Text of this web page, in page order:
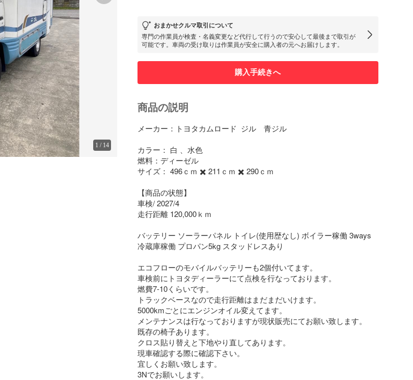
1 / 14
おまかせクルマ取引について
専門の作業員が検査・名義変更など代行して行うので安心して最後まで取引が
可能です。車両の受け取りは作業員が安全に購入者の元へお届けします。
購入手続きへ
商品の説明
メーカー：トヨタカムロード  ジル　青ジル
カラー： 白 、水色
燃料：ディーゼル
サイズ： 496ｃｍ ✖️ 211ｃｍ ✖️ 290ｃｍ
【商品の状態】
車検/ 2027/4
走行距離 120,000ｋｍ
バッテリー ソーラーパネル トイレ(使用歴なし) ボイラー稼働 3ways
冷蔵庫稼働 プロパン5kg スタッドレスあり
エコフローのモバイルバッテリーも2個付いてます。
車検前にトヨタディーラーにて点検を行なっております。
燃費7-10くらいです。
トラックベースなので走行距離はまだまだいけます。
5000kmごとにエンジンオイル変えてます。
メンテナンスは行なっておりますが現状販売にてお願い致します。
既存の椅子あります。
クロス貼り替えと下地やり直してあります。
現車確認する際に確認下さい。
宜しくお願い致します。
3Nでお願いします。